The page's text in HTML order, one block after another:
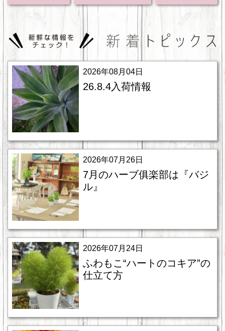
2026年08月04日
26.8.4入荷情報
2026年07月26日
7月のハーブ俱楽部は『バジ
ル』
2026年07月24日
ふわもこ“ハートのコキア”の
仕立て方